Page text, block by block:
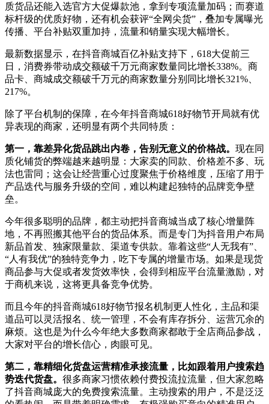
质货品还能入选官方大促爆款池，拿到专项流量加码；而赛道
标杆级的优质好物，还有机会获评“全网尖货”，叠加专属曝光
传播、平台补贴双重加持，流量和销量实现大幅增长。
最新数据显示，在抖音商城百亿补贴支持下，618大促前三
日，消费券带动成交额破千万元商家数量同比增长338%。商
品卡、商城成交额破千万元的商家数量分别同比增长321%、
217%。
除了平台机制的保障，在今年抖音商城618好物节开局就有优
异表现的商家，还明显有两个共同特质：
第一，靠差异化货品跳出内卷，告别无意义的价格战。 现在同
质化铺货的弊端越来越明显：大家卖的同款、价格差不多、玩
法也雷同；这会让经营重心过度聚焦于价格维度，压缩了用于
产品迭代与服务升级的空间，难以构建起独特的品牌竞争壁
垒。
今年很多聪明的品牌，都主动把抖音商城当成了核心增量阵
地，不再照搬其他平台的货品体系。而是专门为抖音用户布局
新品首发、独家限量款、渠道专供款。靠着这些“人无我有”、
“人有我优”的独特竞争力，吃下专属的增量市场。如果是现货
商品参与大促或者发货效率快，会得到相应平台流量激励，对
于商机来说，这将更具备竞争优势。
而且今年的抖音商城618好物节报名机制更人性化，主品和渠
道品可以灵活报名、统一管理，不会有库存拆分、运营冗余的
麻烦。这也是为什么今年绝大多数商家都敢于全店商品参战，
大家对平台的增长信心，肉眼可见。
第二，靠精细化货盘运营精准承接流量，比如跟着用户搜索趋
势迭代货盘。 很多商家习惯依赖付费投流拉流量，但大家忽略
了抖音商城庞大的免费搜索流量。主动搜索的用户，不是泛泛